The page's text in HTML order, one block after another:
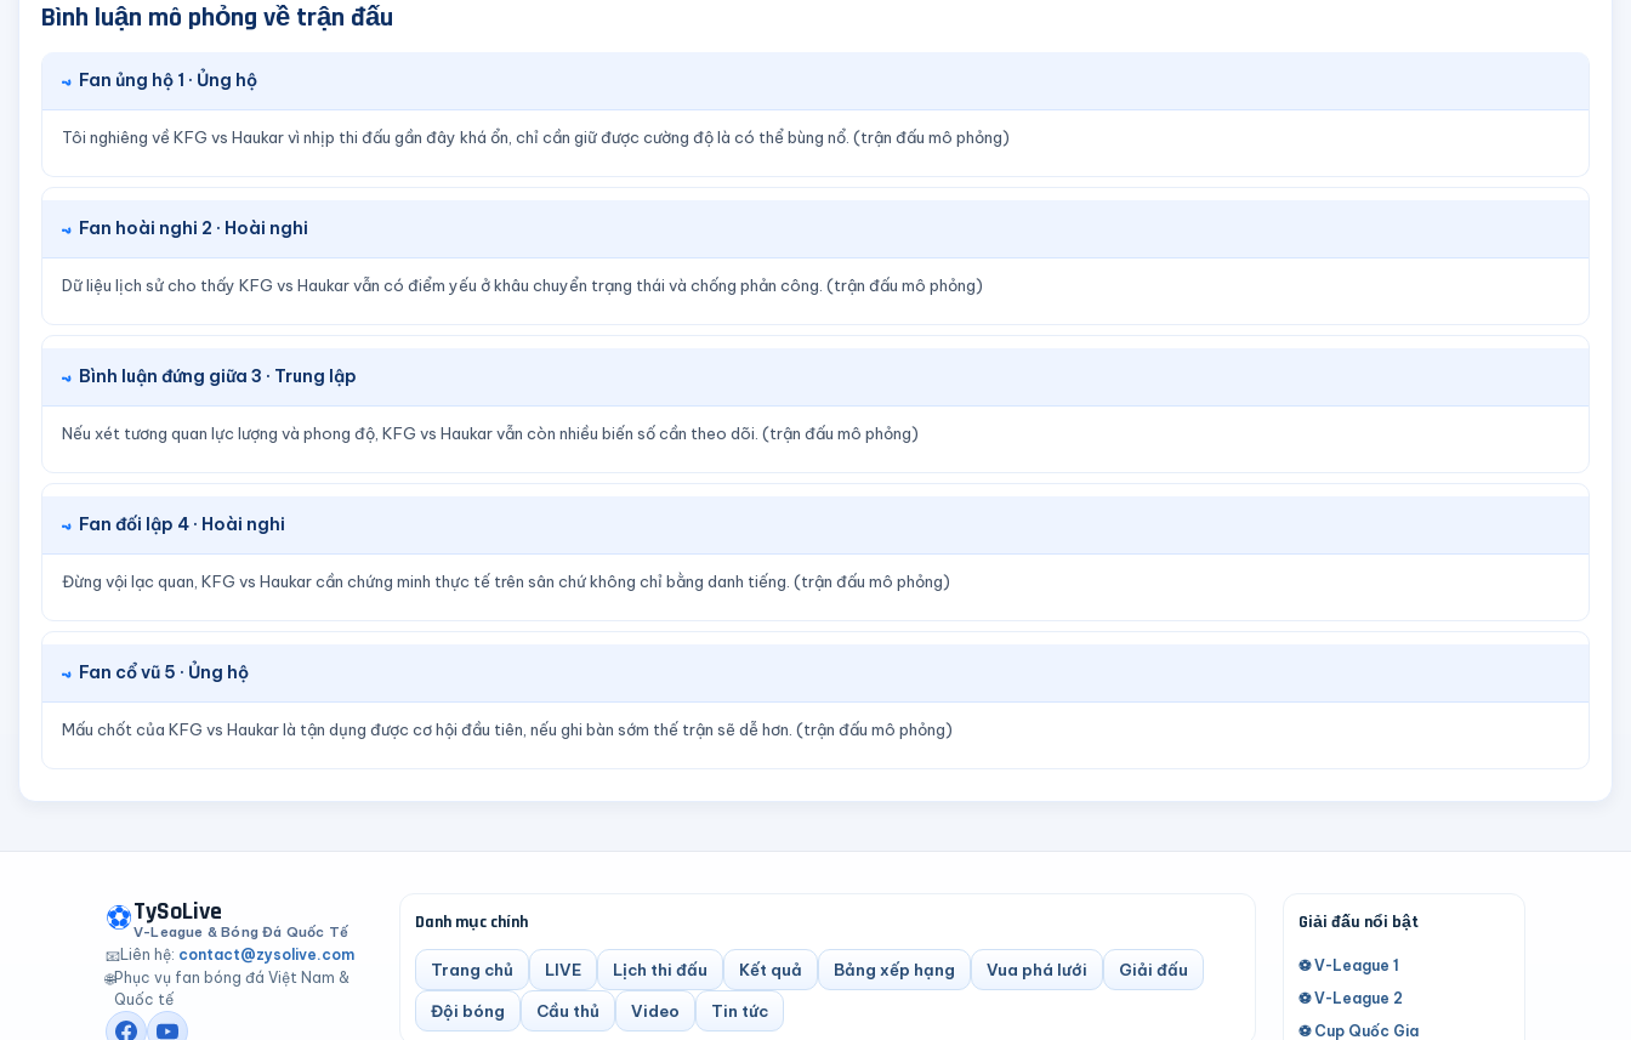
Bình luận mô phỏng về trận đấu
Fan ủng hộ 1 · Ủng hộ
Tôi nghiêng về KFG vs Haukar vì nhịp thi đấu gần đây khá ổn, chỉ cần giữ được cường độ là có thể bùng nổ. (trận đấu mô phỏng)
Fan hoài nghi 2 · Hoài nghi
Dữ liệu lịch sử cho thấy KFG vs Haukar vẫn có điểm yếu ở khâu chuyển trạng thái và chống phản công. (trận đấu mô phỏng)
Bình luận đứng giữa 3 · Trung lập
Nếu xét tương quan lực lượng và phong độ, KFG vs Haukar vẫn còn nhiều biến số cần theo dõi. (trận đấu mô phỏng)
Fan đối lập 4 · Hoài nghi
Đừng vội lạc quan, KFG vs Haukar cần chứng minh thực tế trên sân chứ không chỉ bằng danh tiếng. (trận đấu mô phỏng)
Fan cổ vũ 5 · Ủng hộ
Mấu chốt của KFG vs Haukar là tận dụng được cơ hội đầu tiên, nếu ghi bàn sớm thế trận sẽ dễ hơn. (trận đấu mô phỏng)
⚽TySoLive
V-League & Bóng Đá Quốc Tế
📧Liên hệ: contact@zysolive.com
🌐Phục vụ fan bóng đá Việt Nam &
Quốc tế
Danh mục chính
Trang chủ LIVE Lịch thi đấu Kết quả Bảng xếp hạng Vua phá lưới Giải đấu
Đội bóng Cầu thủ Video Tin tức
Giải đấu nổi bật
⚽ V-League 1
⚽ V-League 2
⚽ Cup Quốc Gia